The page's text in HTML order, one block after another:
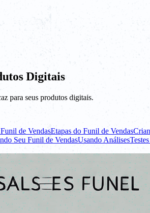
Digitais
para seus produtos digitais.
de VendasEtapas do Funil de Vendas
Seu Funil de VendasUsando Análises